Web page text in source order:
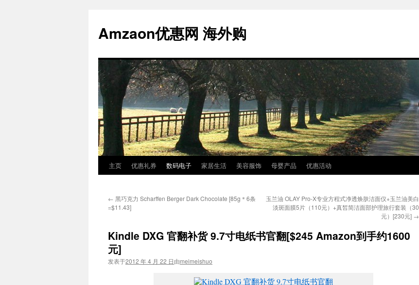
正
文
Amzaon优惠网 海外购
主页 优惠礼券 数码电子 家居生活 美容服饰 母婴产品 优惠活动
← 黑巧克力 Scharffen Berger Dark Chocolate [85g＊6条
=$11.43]
玉兰油 OLAY Pro-X专业方程式净透焕肤洁面仪+玉兰油美白
淡斑面膜5片（110元）+真皙简洁面部护理旅行套装（30
元）[230元] →
Kindle DXG 官翻补货 9.7寸电纸书官翻[$245 Amazon到手约1600
元]
发表于2012 年 4 月 22 日由meimeishuo